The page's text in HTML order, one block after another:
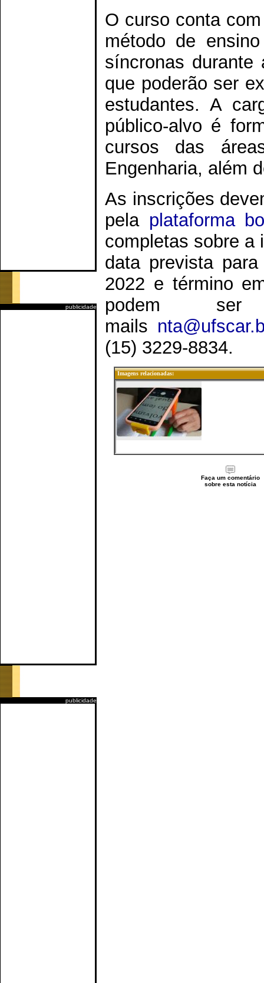
publicidade
publicidade
O curso conta
método de
síncronas durante
que poderão ser
estudantes. A
público-alvo é
cursos das
Engenharia, além
As inscrições
pela plataforma
completas sobre
data prevista
2022 e término
podem
mails
(15) 3229-8834.
Imagens relacionadas:
Faça um comentário
sobre esta notícia